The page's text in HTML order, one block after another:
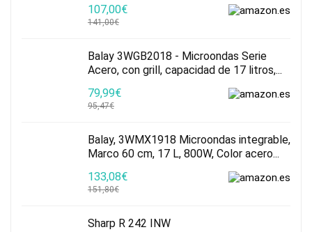
107,00€
141,00€
Balay 3WGB2018 - Microondas Serie
Acero, con grill, capacidad de 17 litros,...
79,99€
95,47€
Balay, 3WMX1918 Microondas integrable,
Marco 60 cm, 17 L, 800W, Color acero...
133,08€
151,80€
Sharp R 242 INW